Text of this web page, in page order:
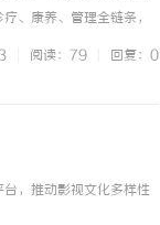
、康养、管理全链条，
构、康养机构及健康产
阅读：79 回复：0
，推动影视文化多样性